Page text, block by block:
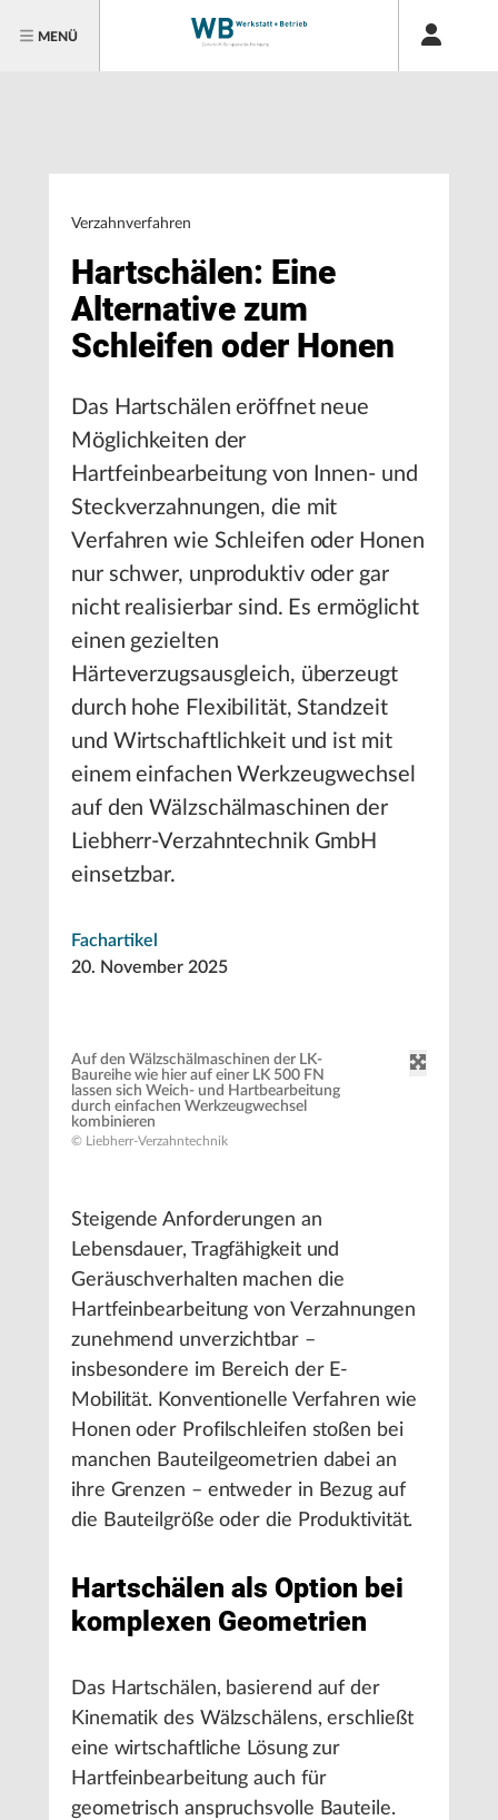
MENÜ
Verzahnverfahren
Hartschälen: Eine
Alternative zum
Schleifen oder Honen
Das Hartschälen eröffnet neue
Möglichkeiten der
Hartfeinbearbeitung von Innen- und
Steckverzahnungen, die mit
Verfahren wie Schleifen oder Honen
nur schwer, unproduktiv oder gar
nicht realisierbar sind. Es ermöglicht
einen gezielten
Härteverzugsausgleich, überzeugt
durch hohe Flexibilität, Standzeit
und Wirtschaftlichkeit und ist mit
einem einfachen Werkzeugwechsel
auf den Wälzschälmaschinen der
Liebherr-Verzahntechnik GmbH
einsetzbar.
Fachartikel
20. November 2025
Auf den Wälzschälmaschinen der LK-
Baureihe wie hier auf einer LK 500 FN
lassen sich Weich- und Hartbearbeitung
durch einfachen Werkzeugwechsel
kombinieren
© Liebherr-Verzahntechnik
Steigende Anforderungen an
Lebensdauer, Tragfähigkeit und
Geräuschverhalten machen die
Hartfeinbearbeitung von Verzahnungen
zunehmend unverzichtbar –
insbesondere im Bereich der E-
Mobilität. Konventionelle Verfahren wie
Honen oder Profilschleifen stoßen bei
manchen Bauteilgeometrien dabei an
ihre Grenzen – entweder in Bezug auf
die Bauteilgröße oder die Produktivität.
Hartschälen als Option bei
komplexen Geometrien
Das Hartschälen, basierend auf der
Kinematik des Wälzschälens, erschließt
eine wirtschaftliche Lösung zur
Hartfeinbearbeitung auch für
geometrisch anspruchsvolle Bauteile.